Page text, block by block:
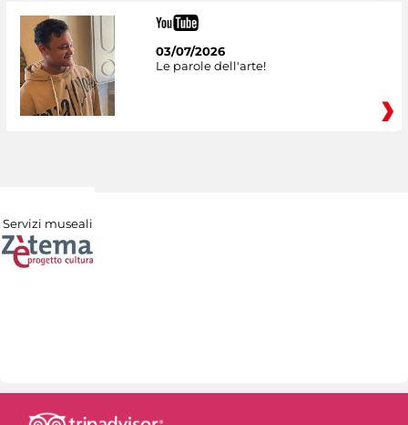
03/07/2026
Le parole dell'arte!
Servizi museali